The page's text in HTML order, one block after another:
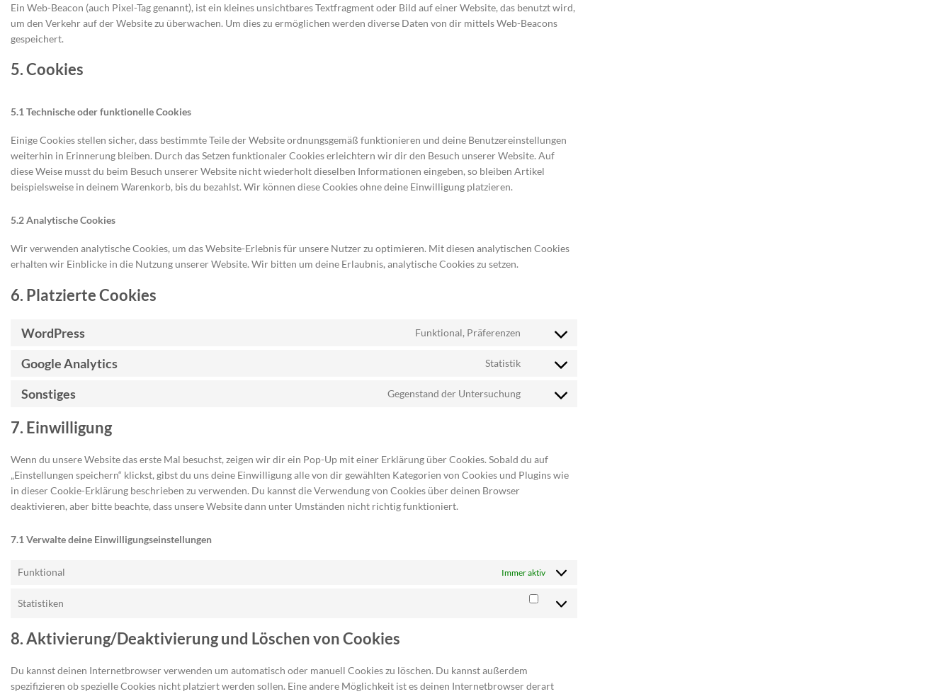
Ein Web-Beacon (auch Pixel-Tag genannt), ist ein kleines unsichtbares Textfragment oder Bild auf einer Website, das benutzt wird,
um den Verkehr auf der Website zu überwachen. Um dies zu ermöglichen werden diverse Daten von dir mittels Web-Beacons
gespeichert.
5. Cookies
5.1 Technische oder funktionelle Cookies
Einige Cookies stellen sicher, dass bestimmte Teile der Website ordnungsgemäß funktionieren und deine Benutzereinstellungen
weiterhin in Erinnerung bleiben. Durch das Setzen funktionaler Cookies erleichtern wir dir den Besuch unserer Website. Auf
diese Weise musst du beim Besuch unserer Website nicht wiederholt dieselben Informationen eingeben, so bleiben Artikel
beispielsweise in deinem Warenkorb, bis du bezahlst. Wir können diese Cookies ohne deine Einwilligung platzieren.
5.2 Analytische Cookies
Wir verwenden analytische Cookies, um das Website-Erlebnis für unsere Nutzer zu optimieren. Mit diesen analytischen Cookies
erhalten wir Einblicke in die Nutzung unserer Website. Wir bitten um deine Erlaubnis, analytische Cookies zu setzen.
6. Platzierte Cookies
WordPress Funktional, Präferenzen
Consent
service
Google Analytics Statistik
Consent
service
Sonstiges Gegenstand der Untersuchung
Consent
7. Einwilligung
Wenn du unsere Website das erste Mal besuchst, zeigen wir dir ein Pop-Up mit einer Erklärung über Cookies. Sobald du auf
„Einstellungen speichern“ klickst, gibst du uns deine Einwilligung alle von dir gewählten Kategorien von Cookies und Plugins wie
in dieser Cookie-Erklärung beschrieben zu verwenden. Du kannst die Verwendung von Cookies über deinen Browser
deaktivieren, aber bitte beachte, dass unsere Website dann unter Umständen nicht richtig funktioniert.
7.1 Verwalte deine Einwilligungseinstellungen
Funktional Immer aktiv
Statistiken Statistiken
8. Aktivierung/Deaktivierung und Löschen von Cookies
Du kannst deinen Internetbrowser verwenden um automatisch oder manuell Cookies zu löschen. Du kannst außerdem
spezifizieren ob spezielle Cookies nicht platziert werden sollen. Eine andere Möglichkeit ist es deinen Internetbrowser derart